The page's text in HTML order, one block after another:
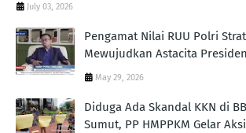
July 03, 2026
Pengamat Nilai RUU Polri
Mewujudkan Astacita Presiden
May 29, 2026
Diduga Ada Skandal KKN di
Sumut, PP HMPPKM Gelar